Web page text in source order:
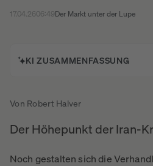
17.04.2606:49Der Markt unter der Lupe
KI ZUSAMMENFASSUNG
Von Robert Halver
Der Höhepunkt der Iran-
Noch gestalten sich die